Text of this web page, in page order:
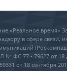
«Реальное время»
в сфере связи,
№ ФС 77 - 79627 от 18
от 18 сентября